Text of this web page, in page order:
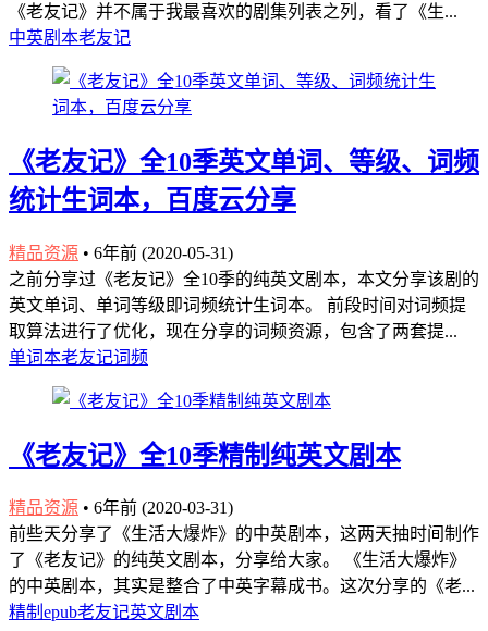
《老友记》并不属于我最喜欢的剧集列表之列，看了《生...
中英剧本老友记
《老友记》全10季英文单词、等级、词频
统计生词本，百度云分享
精品资源 • 6年前 (2020-05-31)
之前分享过《老友记》全10季的纯英文剧本，本文分享该剧的
英文单词、单词等级即词频统计生词本。 前段时间对词频提
取算法进行了优化，现在分享的词频资源，包含了两套提...
单词本老友记词频
《老友记》全10季精制纯英文剧本
精品资源 • 6年前 (2020-03-31)
前些天分享了《生活大爆炸》的中英剧本，这两天抽时间制作
了《老友记》的纯英文剧本，分享给大家。 《生活大爆炸》
的中英剧本，其实是整合了中英字幕成书。这次分享的《老...
精制epub老友记英文剧本